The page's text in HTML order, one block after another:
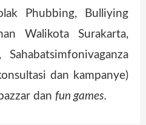
Phubbing, Bulliying
Walikota Surakarta,
Sahabatsimfonivaganza
dan kampanye)
dan fun games.